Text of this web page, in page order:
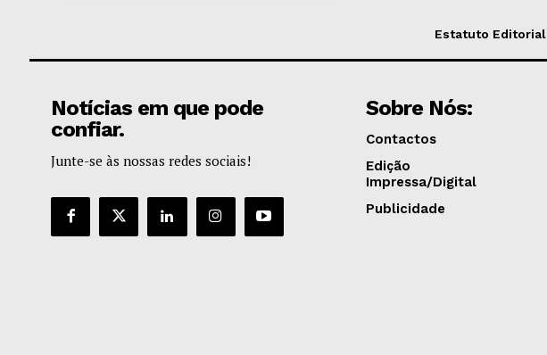
Estatuto Editorial
Notícias em que pode
confiar.
Junte-se às nossas redes sociais!
Sobre Nós:
Contactos
Edição
Impressa/Digital
Publicidade